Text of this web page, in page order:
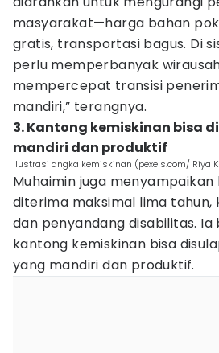
masyarakat—harga bahan
gratis, transportasi bagus. Di
perlu memperbanyak
mempercepat transisi
mandiri,” terangnya.
3. Kantong kemiskinan bisa
mandiri dan produktif
Ilustrasi angka kemiskinan (pexels.com/ Riya
Muhaimin juga menyampaikan
diterima maksimal lima tahun,
dan penyandang disabilitas.
kantong kemiskinan bisa
yang mandiri dan produktif.